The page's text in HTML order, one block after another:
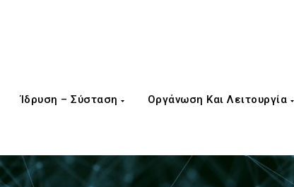
Ίδρυση – Σύσταση Οργάνωση Και Λειτουργία